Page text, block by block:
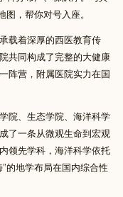
，帮你对号入座。
载着深厚的西医教育传
共同构成了完整的大健康
阵营，附属医院实力在国
院、生态学院、海洋科学
了一条从微观生命到宏观
领先学科，海洋科学依托
的地学布局在国内综合性